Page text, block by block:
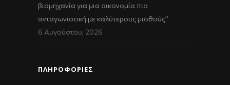
βιομηχανία για μια οικονομία πιο
ανταγωνιστική με καλύτερους μισθούς”
6 Αυγούστου, 2026
ΠΛΗΡΟΦΟΡΙΕΣ